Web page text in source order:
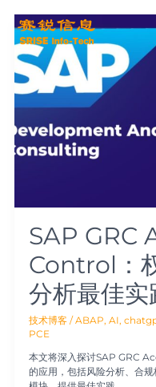
SAP GRC
Control：
分析最佳实
技术博客 /ABAP,AI,
PCE
本文将深入探讨SAP GRC
的应用，包括风险分析、合
SAP
GRC
Access
Control：
权
限
管
与
风
最
实
pagination